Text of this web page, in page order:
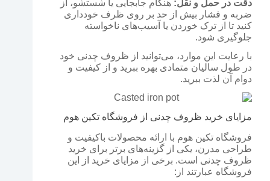
دقت در حمل و نقل: هنگام جابجایی یا شستشو، از
ضربه و فشار بیش از حد بر روی ظرف خودداری
کنید تا از ترک خوردن یا آسیب‌های ناخواسته
جلوگیری شود.
با رعایت این موارد، می‌توانید از ظروف چدنی خود
در طول سالیان متمادی بهره ببرید و از کیفیت و
دوام آن لذت ببرید.
مزایای خرید ظروف چدنی از فروشگاه تکین هوم
فروشگاه تکین هوم با ارائه محصولات باکیفیت و
طراحی مدرن، یکی از گزینه‌های برتر برای خرید
ظروف چدنی است. برخی از مزایای خرید از این
فروشگاه عبارتند از: